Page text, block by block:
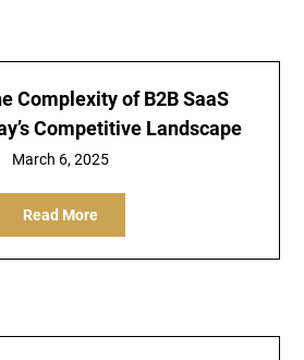
Complexity of B2B SaaS
Competitive Landscape
March 6, 2025
Read More